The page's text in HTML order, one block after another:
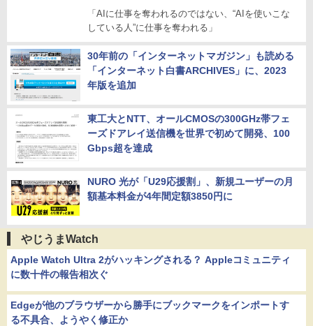
「AIに仕事を奪われるのではない、“AIを使いこな
している人”に仕事を奪われる」
30年前の「インターネットマガジン」も読める
「インターネット白書ARCHIVES」に、2023
年版を追加
東工大とNTT、オールCMOSの300GHz帯フェ
ーズドアレイ送信機を世界で初めて開発、100
Gbps超を達成
NURO 光が「U29応援割」、新規ユーザーの月
額基本料金が4年間定額3850円に
やじうまWatch
Apple Watch Ultra 2がハッキングされる？ Appleコミュニティ
に数十件の報告相次ぐ
Edgeが他のブラウザーから勝手にブックマークをインポートす
る不具合、ようやく修正か